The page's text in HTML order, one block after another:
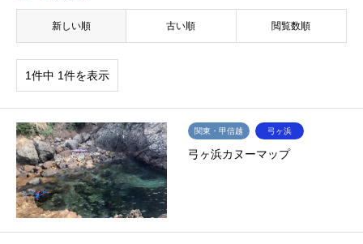
新しい順 古い順 閲覧数順
1件中 1件を表示
関東・甲信越 弓ヶ浜
弓ヶ浜カヌーマップ